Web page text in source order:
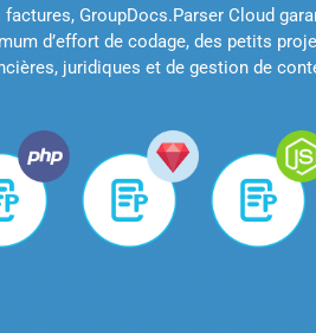
GroupDocs.Parser Cloud
d’effort de codage, des petits
juridiques et de gestion de